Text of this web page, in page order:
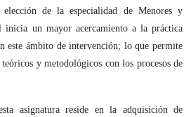
de la especialidad de Menores y
inicia un mayor acercamiento a la práctica
este ámbito de intervención; lo que permite
y metodológicos con los procesos de
asignatura reside en la adquisición de